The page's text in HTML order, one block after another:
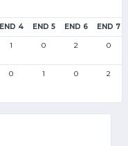
END 4 END 5 END 6 END 7
1 0 2 0
0 1 0 2